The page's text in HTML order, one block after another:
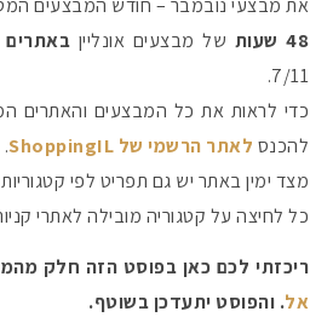
את מבצעי נובמבר – חודש המבצעים
48 שעות
של מבצעים אונליין באתרים
7/11.
כדי לראות את כל המבצעים והאתרים
להכנס לאתר הרשמי של ShoppingIL
.
מצד ימין באתר יש גם תפריט לפי
כל לחיצה על קטגוריה מובילה לאתרי
ריכזתי לכם כאן בפוסט הזה חלק
אל. והפוסט יתעדכן בשוטף.